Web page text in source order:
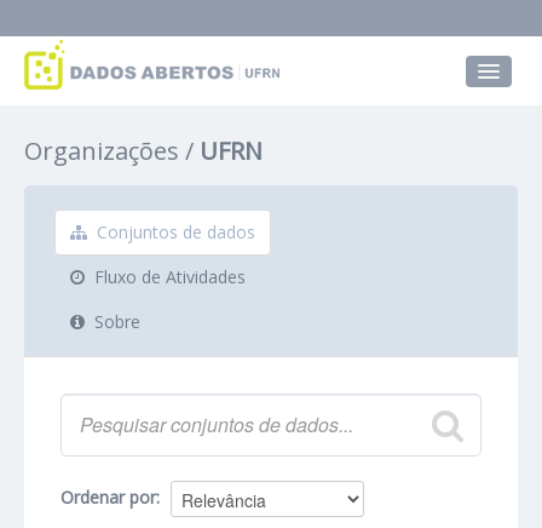
Grupos
Sobre
Organizações UFRN
Conjuntos de dados
Fluxo de Atividades
Sobre
Ordenar por